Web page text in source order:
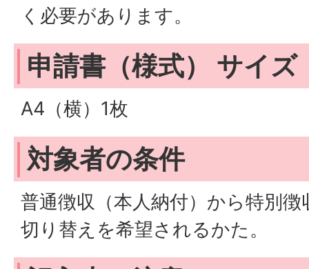
く必要があります。
申請書（様式） サイズ
A4（横）1枚
対象者の条件
普通徴収（本人納付）から特別
切り替えを希望されるかた。